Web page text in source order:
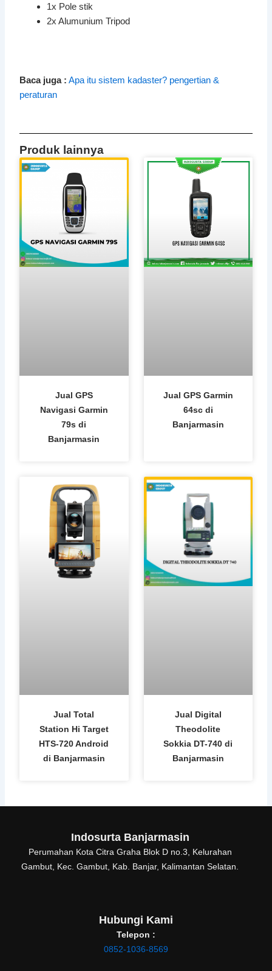
1x Pole stik
2x Alumunium Tripod
Baca juga : Apa itu sistem kadaster? pengertian &
peraturan
Produk lainnya
Jual GPS
Navigasi Garmin
79s di
Banjarmasin
Jual GPS Garmin
64sc di
Banjarmasin
Jual Total
Station Hi Target
HTS-720 Android
di Banjarmasin
Jual Digital
Theodolite
Sokkia DT-740 di
Banjarmasin
Indosurta Banjarmasin
Perumahan Kota Citra Graha Blok D no.3, Kelurahan
Gambut, Kec. Gambut, Kab. Banjar, Kalimantan Selatan.
Hubungi Kami
Telepon :
0852-1036-8569